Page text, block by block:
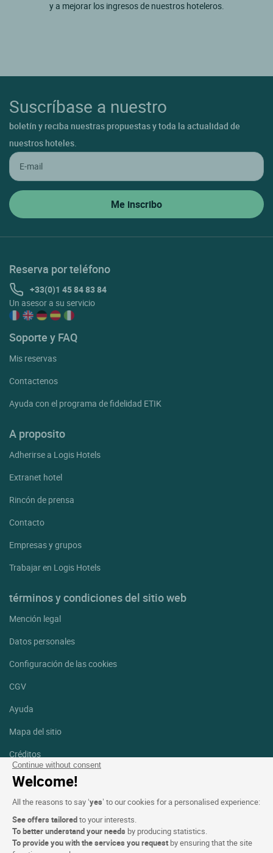
Continue without consent
Welcome!
All the reasons to say ‘yes’ to our cookies for a personalised experience:
See offers tailoredto your interests.
To better understand your needs by producing statistics.
To provide you with the services you request by ensuring that the site
y a mejorar los ingresos de nuestros hoteleros.
Suscríbase a nuestro
boletín y reciba nuestras propuestas y toda la actualidad de
nuestros hoteles.
Reserva por teléfono
+33(0)1 45 84 83 84
Un asesor a su servicio
Soporte y FAQ
Mis reservas
Contactenos
Ayuda con el programa de fidelidad ETIK
A proposito
Adherirse a Logis Hotels
Extranet hotel
Rincón de prensa
Contacto
Empresas y grupos
Trabajar en Logis Hotels
términos y condiciones del sitio web
Mención legal
Datos personales
Configuración de las cookies
CGV
Ayuda
Mapa del sitio
Créditos
fotografías
Facebook
Instagram
Linkedin